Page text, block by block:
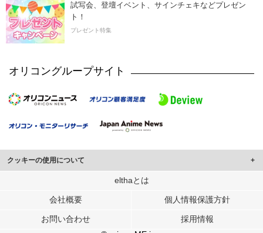
試写会、登壇イベント、サインチェキなどプレゼン
ト！
プレゼント特集
オリコングループサイト
クッキーの使用について
このサイトでは Cookie を使用して、ユーザーに合わせたコンテンツや広告の
行っています。
メディアや広告配信、データ解析の各パートナーに提供しています。
各パートナーは、この情報とユーザーが各パートナーに提供した他の情報や、
elthaとは
会社概要 個人情報保護方針
お問い合わせ
採用情報